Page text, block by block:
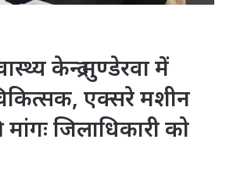
केन्द्र मुण्डेरवा में
एक्सरे मशीन
जिलाधिकारी को